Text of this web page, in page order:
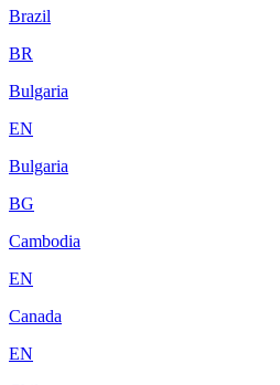
Brazil
BR
Bulgaria
EN
Bulgaria
BG
Cambodia
EN
Canada
EN